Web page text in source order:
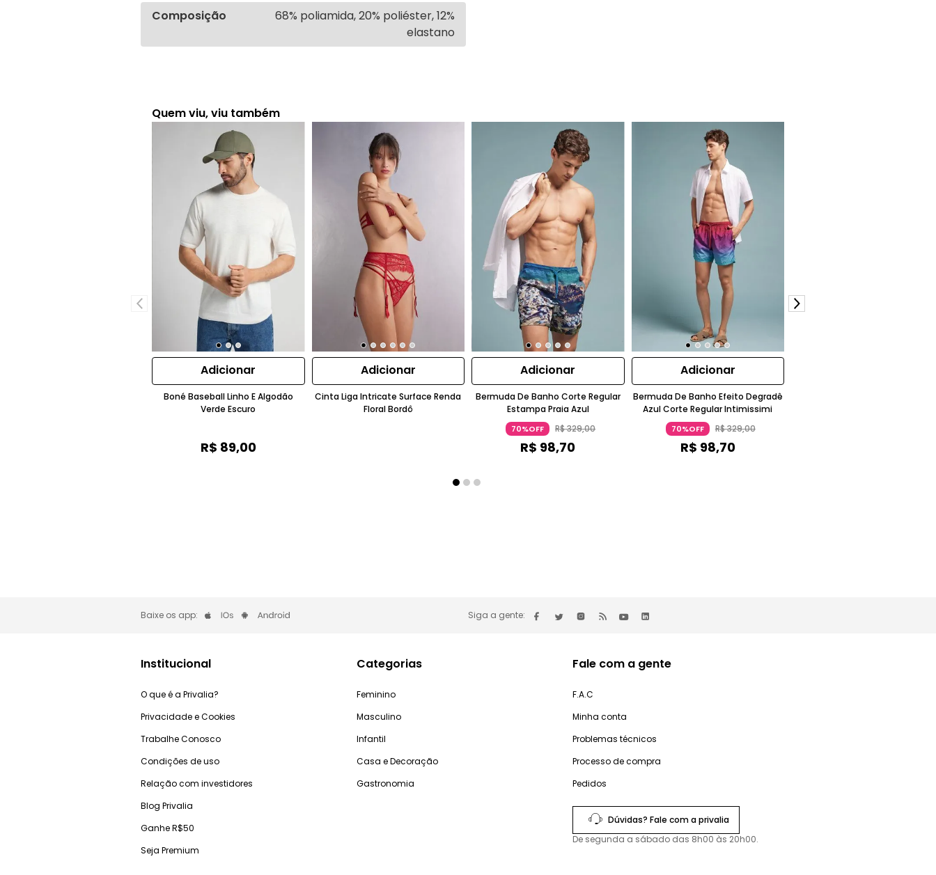
Composição
68% poliamida, 20% poliéster, 12%
elastano
Quem viu, viu também
Adicionar
Boné Baseball Linho E Algodão
Verde Escuro
R$ 89,00
Adicionar
Cinta Liga Intricate Surface Renda
Floral Bordô
Adicionar
Bermuda De Banho Corte Regular
Estampa Praia Azul
70%OFF R$329,00
R$ 98,70
Adicionar
Bermuda De Banho Efeito Degradê
Azul Corte Regular Intimissimi
70%OFF R$329,00
R$ 98,70
Baixe os app: Siga a gente:
Institucional
O que é a Privalia?
Privacidade e Cookies
Trabalhe Conosco
Condições de uso
Relação com investidores
Blog Privalia
Ganhe R$50
Seja Premium
Categorias
Feminino
Masculino
Infantil
Casa e Decoração
Gastronomia
Fale com a gente
F.A.C
Minha conta
Problemas técnicos
Processo de compra
Pedidos
Dúvidas? Fale com a privalia
De segunda a sábado das 8h00 às 20h00.